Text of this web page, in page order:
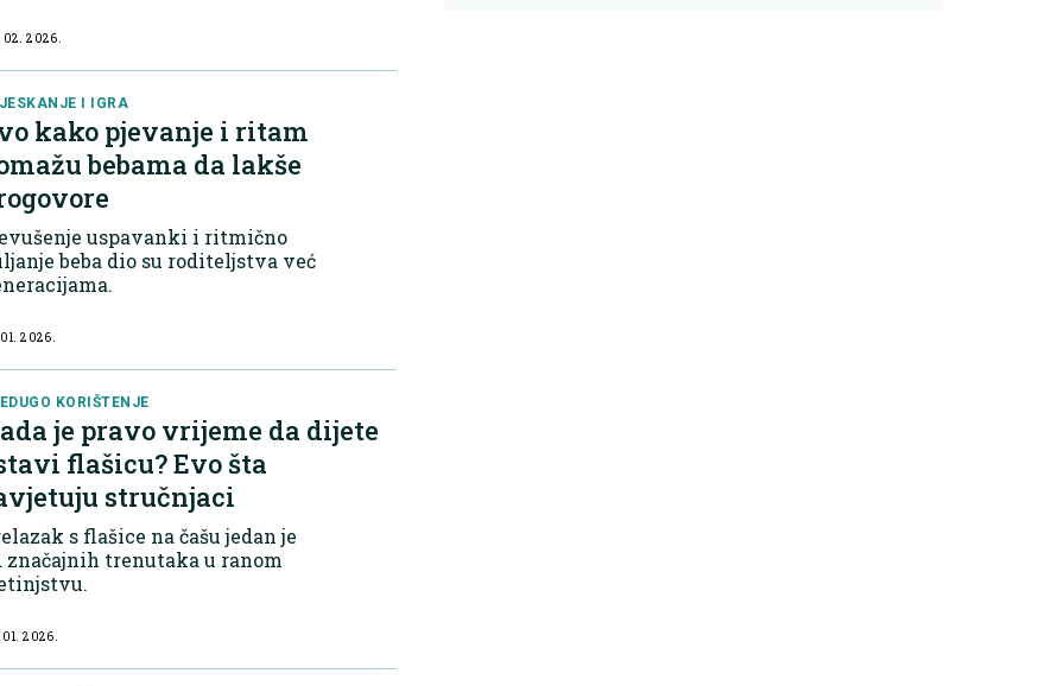
02. 2026.
I IGRA
kako pjevanje i ritam
bebama da lakše
uspavanki i ritmično
beba dio su roditeljstva već
2026.
KORIŠTENJE
je pravo vrijeme da dijete
flašicu? Evo šta
stručnjaci
s flašice na čašu jedan je
značajnih trenutaka u ranom
2026.